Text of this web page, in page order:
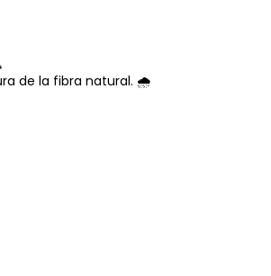
de la fibra natural. 🌧️